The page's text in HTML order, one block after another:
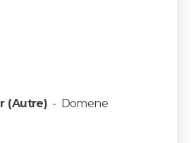
(Autre) - Domene